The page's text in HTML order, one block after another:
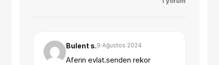
Bulent s.9 Ağustos 2024
Aferin evlat.senden rekor